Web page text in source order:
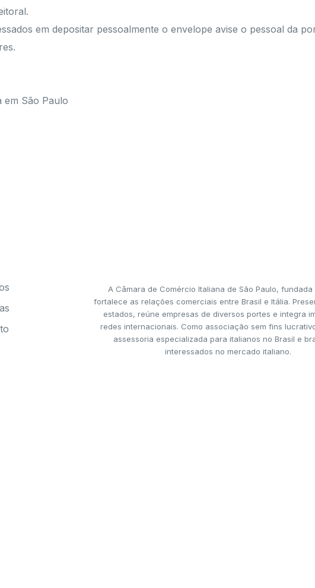
em depositar pessoalmente o envelope avise o pessoal da
em São Paulo
A Câmara de Comércio Italiana de São Paulo, fundada
fortalece as relações comerciais entre Brasil e Itália.
estados, reúne empresas de diversos portes e integra
redes internacionais. Como associação sem fins
assessoria especializada para italianos no Brasil e
interessados no mercado italiano.